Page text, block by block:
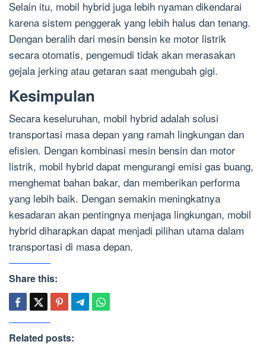
Selain itu, mobil hybrid juga lebih nyaman dikendarai
karena sistem penggerak yang lebih halus dan tenang.
Dengan beralih dari mesin bensin ke motor listrik
secara otomatis, pengemudi tidak akan merasakan
gejala jerking atau getaran saat mengubah gigi.
Kesimpulan
Secara keseluruhan, mobil hybrid adalah solusi
transportasi masa depan yang ramah lingkungan dan
efisien. Dengan kombinasi mesin bensin dan motor
listrik, mobil hybrid dapat mengurangi emisi gas buang,
menghemat bahan bakar, dan memberikan performa
yang lebih baik. Dengan semakin meningkatnya
kesadaran akan pentingnya menjaga lingkungan, mobil
hybrid diharapkan dapat menjadi pilihan utama dalam
transportasi di masa depan.
Share this:
Related posts: